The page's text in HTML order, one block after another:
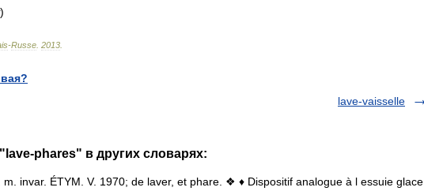
)
-Russe 2013
lave-vaisselle
phares" в других словарях:
invar. ÉTYM. V. 1970; de laver, et phare. ❖ ♦ Dispositif analogue à l essuie glace